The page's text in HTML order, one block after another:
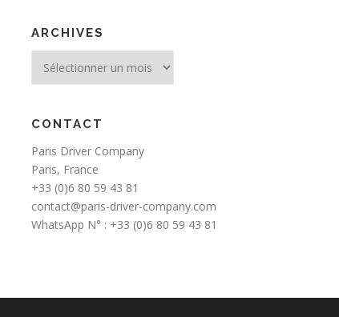
ARCHIVES
CONTACT
Paris Driver Company
Paris, France
+33 (0)6 80 59 43 81
contact@paris-driver-company.com
WhatsApp N° : +33 (0)6 80 59 43 81